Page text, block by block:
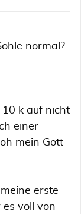
normal?
10 k auf nicht
einer
mein Gott
erste
voll von